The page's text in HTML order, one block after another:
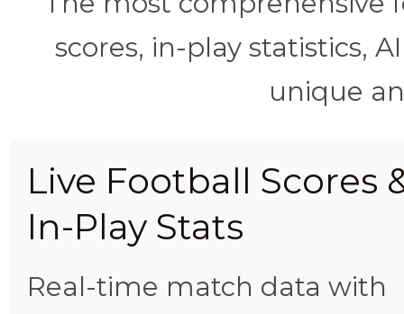
scores, in-play statistics,
unique
Live Football Scores
In-Play Stats
Real-time match data with